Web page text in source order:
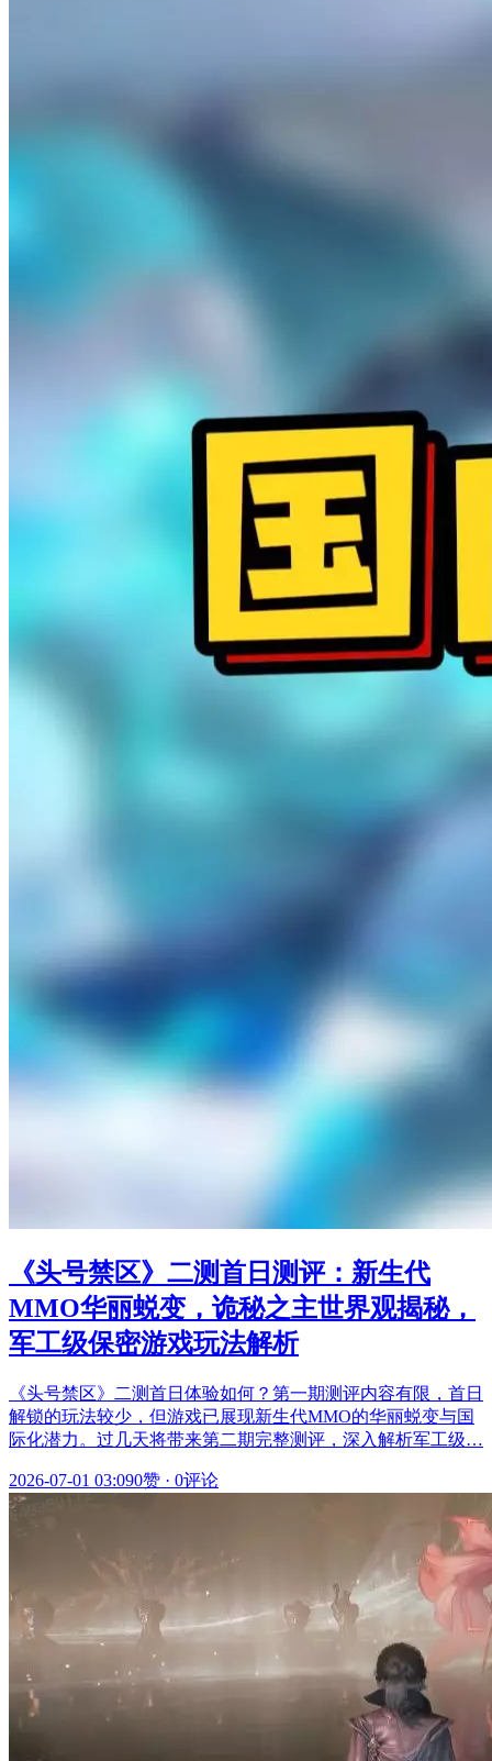
《头号禁区》二测首日测评：新生代
MMO华丽蜕变，诡秘之主世界观揭秘，
军工级保密游戏玩法解析
《头号禁区》二测首日体验如何？第一期测评内容有限，首日
解锁的玩法较少，但游戏已展现新生代MMO的华丽蜕变与国
际化潜力。过几天将带来第二期完整测评，深入解析军工级…
2026-07-01 03:090赞 · 0评论